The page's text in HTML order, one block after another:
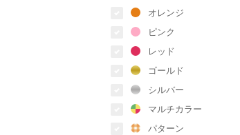
オレンジ
ピンク
レッド
ゴールド
シルバー
マルチカラー
パターン